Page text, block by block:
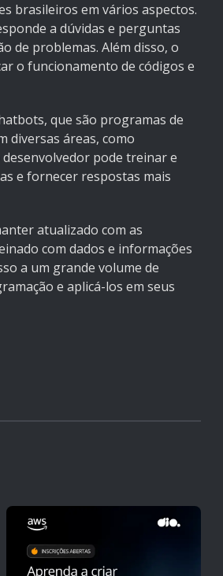
brasileiros em vários aspectos.
a dúvidas e perguntas
de problemas. Além disso, o
o funcionamento de códigos e
que são programas de
diversas áreas, como
pode treinar e
e fornecer respostas mais
atualizado com as
com dados e informações
a um grande volume de
e aplicá-los em seus